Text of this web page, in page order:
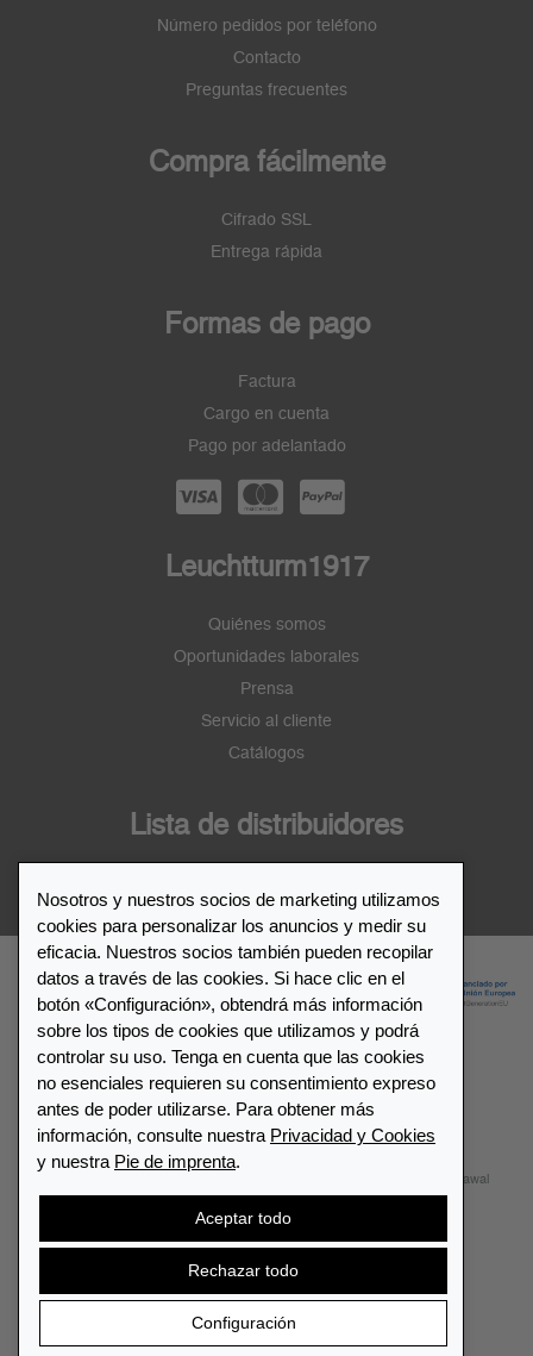
Número pedidos por teléfono
Contacto
Preguntas frecuentes
Compra fácilmente
Cifrado SSL
Entrega rápida
Formas de pago
Factura
Cargo en cuenta
Pago por adelantado
Leuchtturm1917
Quiénes somos
Oportunidades laborales
Prensa
Servicio al cliente
Catálogos
Lista de distribuidores
Nosotros y nuestros socios de marketing utilizamos
cookies para personalizar los anuncios y medir su
eficacia. Nuestros socios también pueden recopilar
datos a través de las cookies. Si hace clic en el
botón «Configuración», obtendrá más información
sobre los tipos de cookies que utilizamos y podrá
controlar su uso. Tenga en cuenta que las cookies
no esenciales requieren su consentimiento expreso
antes de poder utilizarse. Para obtener más
información, consulte nuestra Privacidad y Cookies
y nuestra Pie de imprenta.
Aceptar todo
Rechazar todo
Configuración
© 2026 LEUCHTTURM1917. All rights reserved.
Configuración de cookies Privacidad y Cookies
Withdrawal
Cancelar contrato
España